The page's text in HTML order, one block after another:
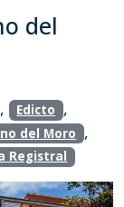
del
, Edicto ,
del Moro ,
Registral